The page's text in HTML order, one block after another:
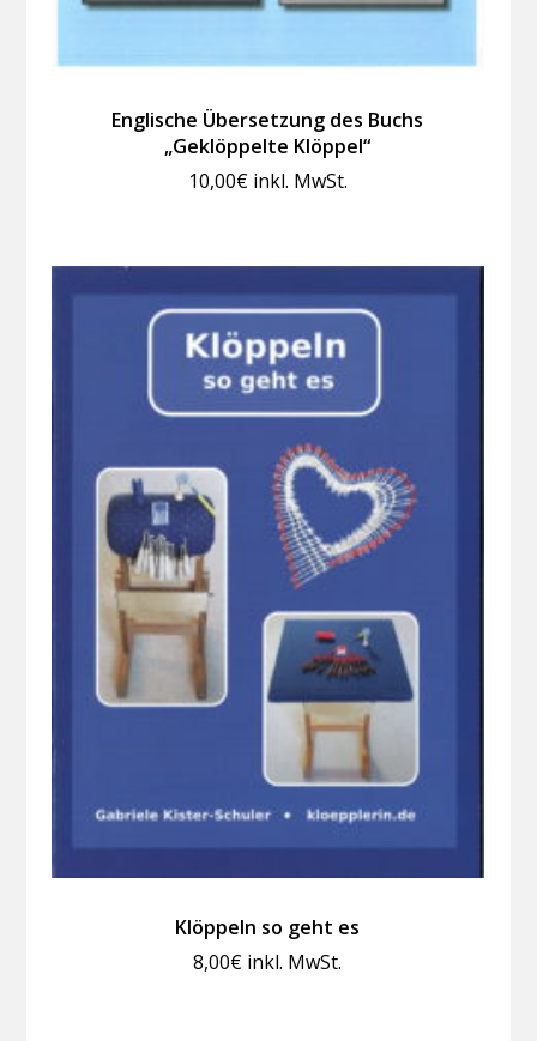
Englische Übersetzung des Buchs
„Geklöppelte Klöppel“
10,00€ inkl. MwSt.
Klöppeln so geht es
8,00€ inkl. MwSt.